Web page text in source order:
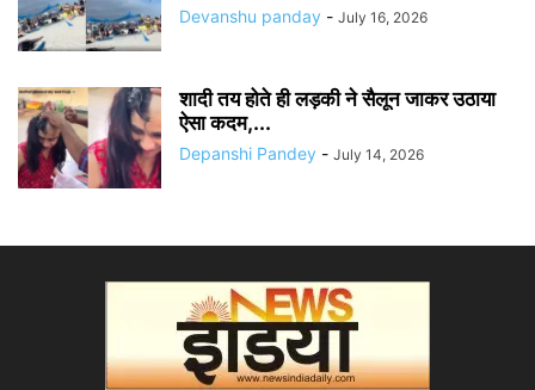
Devanshu panday - July 16, 2026
शादी तय होते ही लड़की ने सैलून जाकर उठाया
ऐसा कदम,...
Depanshi Pandey - July 14, 2026